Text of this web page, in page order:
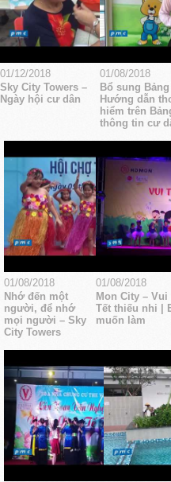
01/12/2018
Sky City Towers –
Ngày hội cư dân
01/08/2018
Bổ sung Bảng
Hướng dẫn
hiểm trên
thông tin cư
01/08/2018
Nhớ đến một
người, để nhớ
mọi người – Sky
City Towers
01/08/2018
Mon City – Vui
Tết thiếu nhi |
muốn làm